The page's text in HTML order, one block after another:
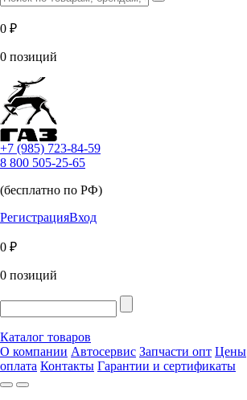
0 ₽
0 позиций
+7 (985) 723-84-59
8 800 505-25-65
(бесплатно по РФ)
РегистрацияВход
0 ₽
0 позиций
Каталог товаров
О компании Автосервис Запчасти опт Цены
оплата Контакты Гарантии и сертификаты